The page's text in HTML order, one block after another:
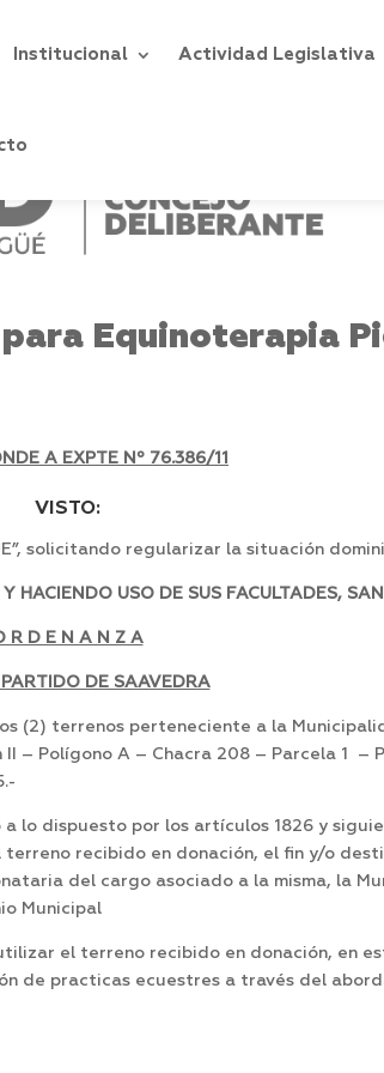
Institucional Actividad Legislativa
Equinoterapia
A EXPTE Nº 76.386/11
VISTO:
solicitando regularizar la situación
HACIENDO USO DE SUS FACULTADES,
R D E N A N Z A
PARTIDO DE SAAVEDRA
(2) terrenos perteneciente a la
– Polígono A – Chacra 208 – Parcela 1 –
lo dispuesto por los artículos 1826 y
recibido en donación, el fin y/o
del cargo asociado a la misma, la
Municipal
el terreno recibido en donación, en
de practicas ecuestres a través del